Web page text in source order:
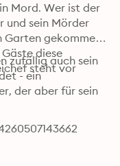
Mord. Wer ist der
und sein Mörder
gekommen?
diese
steht vor
zufällig auch sein
- ein
der aber für sein